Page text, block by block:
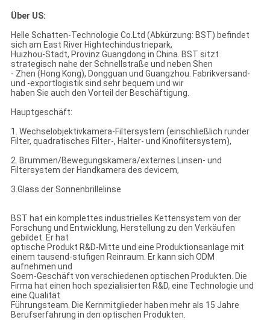
Über US:
Helle Schatten-Technologie Co.Ltd (Abkürzung: BST) befindet
sich am East River Hightechindustriepark,
Huizhou-Stadt, Provinz Guangdong in China. BST sitzt
strategisch nahe der Schnellstraße und neben Shen
- Zhen (Hong Kong), Dongguan und Guangzhou. Fabrikversand-
und -exportlogistik sind sehr bequem und wir
haben Sie auch den Vorteil der Beschäftigung.
Hauptgeschäft:
1. Wechselobjektivkamera-Filtersystem (einschließlich runder
Filter, quadratisches Filter-, Halter- und Kinofiltersystem),
2. Brummen/Bewegungskamera/externes Linsen- und
Filtersystem der Handkamera des devicem,
3.Glass der Sonnenbrillelinse
BST hat ein komplettes industrielles Kettensystem von der
Forschung und Entwicklung, Herstellung zu den Verkäufen
gebildet. Er hat
optische Produkt R&D-Mitte und eine Produktionsanlage mit
einem tausend-stufigen Reinraum. Er kann sich ODM
aufnehmen und
Soem-Geschäft von verschiedenen optischen Produkten. Die
Firma hat einen hoch spezialisierten R&D, eine Technologie und
eine Qualität
Führungsteam. Die Kernmitglieder haben mehr als 15 Jahre
Berufserfahrung in den optischen Produkten.